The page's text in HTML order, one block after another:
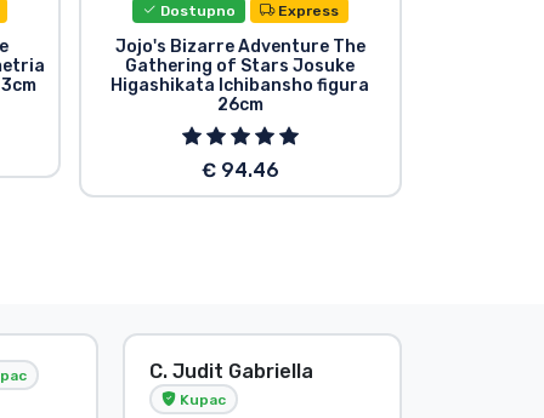
Dostupno Express
Jojo's Bizarre Adventure The
Gathering of Stars Josuke
Higashikata Ichibansho figura
26cm
€ 94.46
C. Judit Gabriella
Kupac